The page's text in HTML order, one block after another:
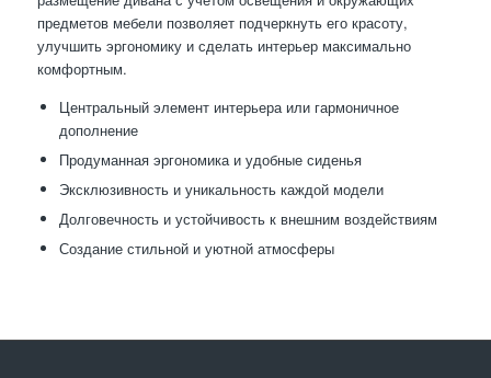
предметов мебели позволяет подчеркнуть его красоту,
улучшить эргономику и сделать интерьер максимально
комфортным.
Центральный элемент интерьера или гармоничное
дополнение
Продуманная эргономика и удобные сиденья
Эксклюзивность и уникальность каждой модели
Долговечность и устойчивость к внешним воздействиям
Создание стильной и уютной атмосферы